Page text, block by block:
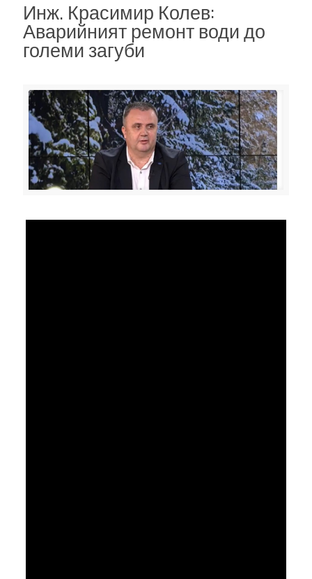
Инж. Красимир Колев:
Аварийният ремонт води до
големи загуби